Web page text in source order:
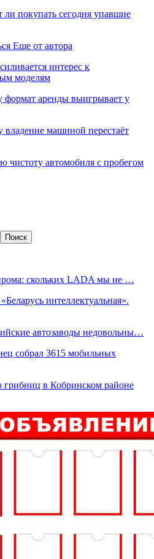
ли покупать сегодня упавшие
Еще от автора
интерес к
моделям
аренды выигрывает у
машиной перестаёт
чистоту автомобиля с пробегом
скольких LADA мы не …
интеллектуальная».
автозаводы недовольны…
собрал 3615 мобильных
в Кобринском районе